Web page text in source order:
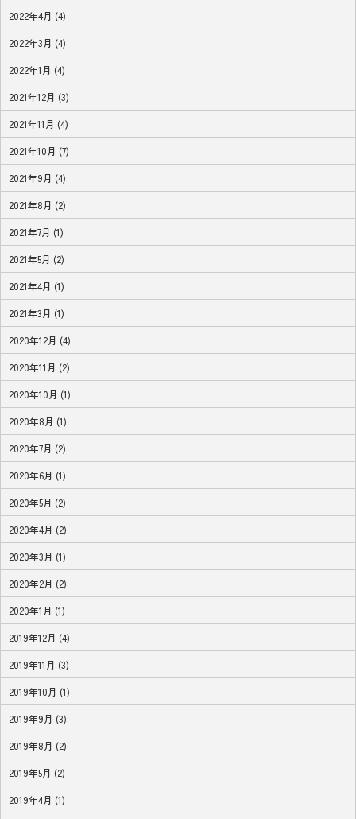
2022年4月 (4)
2022年3月 (4)
2022年1月 (4)
2021年12月 (3)
2021年11月 (4)
2021年10月 (7)
2021年9月 (4)
2021年8月 (2)
2021年7月 (1)
2021年5月 (2)
2021年4月 (1)
2021年3月 (1)
2020年12月 (4)
2020年11月 (2)
2020年10月 (1)
2020年8月 (1)
2020年7月 (2)
2020年6月 (1)
2020年5月 (2)
2020年4月 (2)
2020年3月 (1)
2020年2月 (2)
2020年1月 (1)
2019年12月 (4)
2019年11月 (3)
2019年10月 (1)
2019年9月 (3)
2019年8月 (2)
2019年5月 (2)
2019年4月 (1)